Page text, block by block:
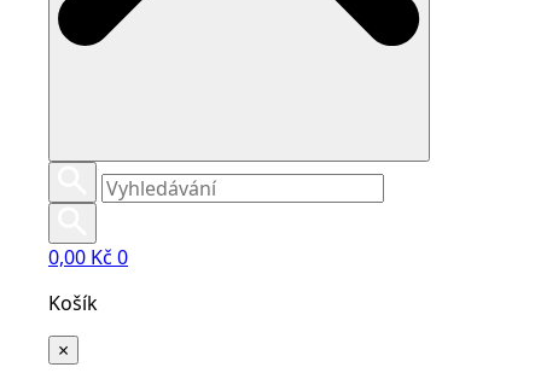
0,00 Kč 0
Košík
×